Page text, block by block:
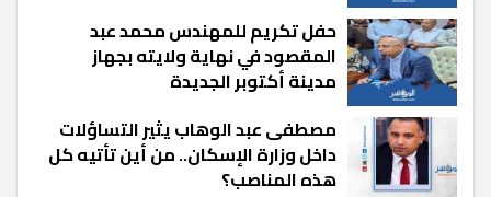
حفل تكريم للمهندس محمد عبد
المقصود في نهاية ولايته بجهاز
مدينة أكتوبر الجديدة
مصطفى عبد الوهاب يثير التساؤلات
داخل وزارة الإسكان.. من أين تأتيه كل
هذه المناصب؟